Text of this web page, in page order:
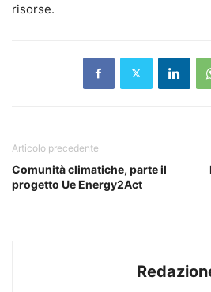
risorse.
Articolo precedente
Comunità climatiche, parte il
progetto Ue Energy2Act